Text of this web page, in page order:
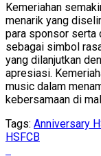
Kemeriahan
menarik yang
para sponsor serta
sebagai simbol
yang dilanjutkan
apresiasi.
music dalam
kebersamaan di
Tags: Anniversary
HSFCB